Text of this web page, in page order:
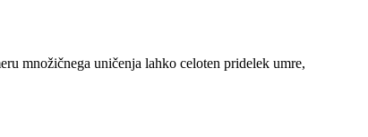
množičnega uničenja lahko celoten pridelek umre,